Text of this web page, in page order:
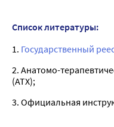
Список литературы:
1. Государственный
2. Анатомо-
(ATX);
3. Официальная